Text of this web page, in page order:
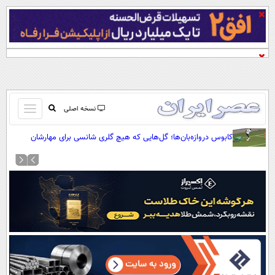
نسخه اصلی
باز
و
کردن
منو
صفحه اول
آرشیو
نظرسنجی
آب و هوا
اوقات شرعی
سواد زندگی
کابوس دروازه‌بان‌ها؛ گل‌هایی که هیچ گلری شانسی برای مهارشان